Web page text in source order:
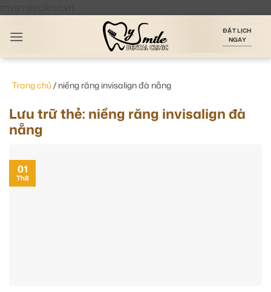
ĐẶT LỊCH
NGAY
Trang chủ/ niềng răng invisalign đà nẵng
Lưu trữ thẻ: niềng răng invisalign đà
nẵng
01
Th8